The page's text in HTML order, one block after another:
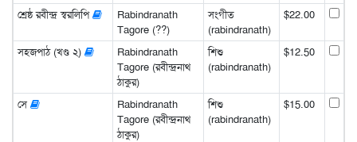
শ্রেষ্ঠ রবীন্দ্র স্বরলিপি
Rabindranath
Tagore (??)
সংগীত
(rabindranath)
$22.00
সহজপাঠ (খণ্ড ২)
Rabindranath
Tagore (রবীন্দ্রনাথ
ঠাকুর)
শিশু
(rabindranath)
$12.50
সে
Rabindranath
Tagore (রবীন্দ্রনাথ
ঠাকুর)
শিশু
(rabindranath)
$15.00